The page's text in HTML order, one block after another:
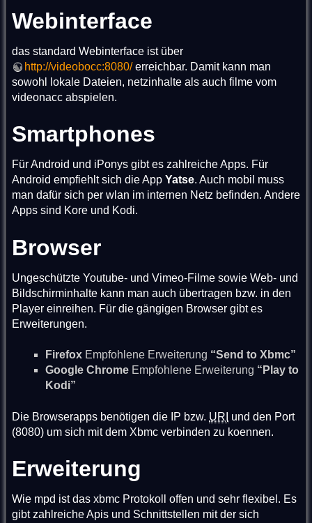
Webinterface
das standard Webinterface ist über
http://videobocc:8080/erreichbar. Damit kann man
sowohl lokale Dateien, netzinhalte als auch filme vom
videonacc abspielen.
Smartphones
Für Android und iPonys gibt es zahlreiche Apps. Für
Android empfiehlt sich die App Yatse. Auch mobil muss
man dafür sich per wlan im internen Netz befinden. Andere
Apps sind Kore und Kodi.
Browser
Ungeschützte Youtube- und Vimeo-Filme sowie Web- und
Bildschirminhalte kann man auch übertragen bzw. in den
Player einreihen. Für die gängigen Browser gibt es
Erweiterungen.
Firefox Empfohlene Erweiterung “Send to Xbmc”
Google Chrome Empfohlene Erweiterung “Play to
Kodi”
Die Browserapps benötigen die IP bzw. URI und den Port
(8080) um sich mit dem Xbmc verbinden zu koennen.
Erweiterung
Wie mpd ist das xbmc Protokoll offen und sehr flexibel. Es
gibt zahlreiche Apis und Schnittstellen mit der sich